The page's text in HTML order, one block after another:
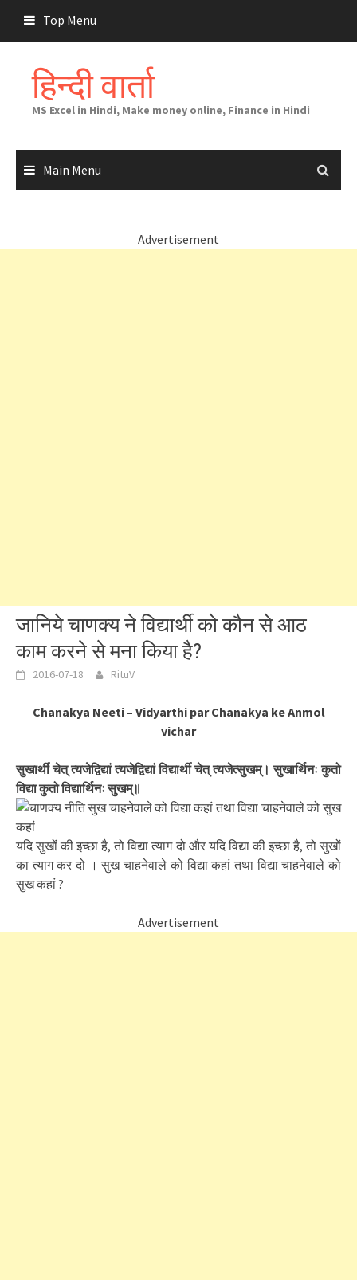
content
Top Menu
हिन्दी वार्ता
MS Excel in Hindi, Make money online, Finance in Hindi
Main Menu
Advertisement
जानिये चाणक्य ने विद्यार्थी को कौन से आठ
काम करने से मना किया है?
2016-07-18 RituV
Chanakya Neeti – Vidyarthi par Chanakya ke Anmol
vichar
सुखार्थी चेत् त्यजेद्विद्यां त्यजेद्विद्यां विद्यार्थी चेत् त्यजेत्सुखम्। सुखार्थिनः कुतो
विद्या कुतो विद्यार्थिनः सुखम्॥
यदि सुखों की इच्छा है, तो विद्या त्याग दो और यदि विद्या की इच्छा है, तो सुखों
का त्याग कर दो । सुख चाहनेवाले को विद्या कहां तथा विद्या चाहनेवाले को
सुख कहां ?
Advertisement